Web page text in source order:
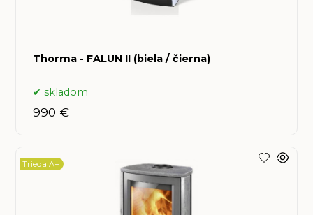
Thorma - FALUN II (biela / čierna)
skladom
990 €
Trieda A+